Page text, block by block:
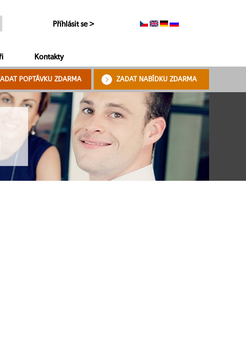
Příhlásit se >
Kontakty
POPTÁVKU ZDARMA ZADAT NABÍDKU ZDARMA